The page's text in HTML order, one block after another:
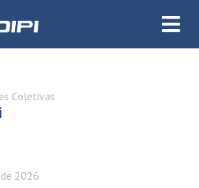
Coletivas
de 2026